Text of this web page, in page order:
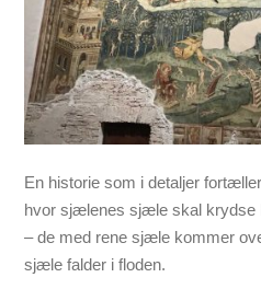
En historie som i detaljer
hvor sjælenes sjæle skal krydse
– de med rene sjæle kommer
sjæle falder i floden.